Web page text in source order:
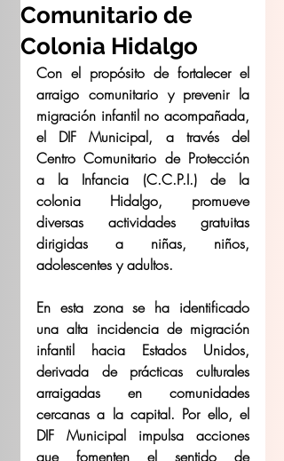
Comunitario de
Colonia Hidalgo
Con el propósito de fortalecer el
arraigo comunitario y prevenir la
migración infantil no acompañada,
el DIF Municipal, a través del
Centro Comunitario de Protección
a la Infancia (C.C.P.I.) de la
colonia Hidalgo, promueve
diversas actividades gratuitas
dirigidas a niñas, niños,
adolescentes y adultos.
En esta zona se ha identificado
una alta incidencia de migración
infantil hacia Estados Unidos,
derivada de prácticas culturales
arraigadas en comunidades
cercanas a la capital. Por ello, el
DIF Municipal impulsa acciones
que fomenten el sentido de